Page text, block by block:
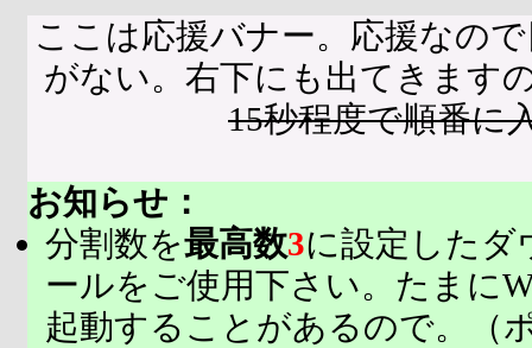
ここは応援バナー。応援なの
がない。右下にも出てきます
15秒程度で順番に
お知らせ：
分割数を最高数3に設定したダ
ールをご使用下さい。たまに
起動することがあるので。（